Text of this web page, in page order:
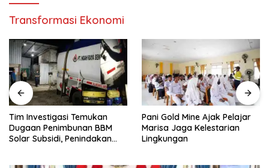
Transformasi Ekonomi
Pani Gold Mine Ajak Pelajar
Marisa Jaga Kelestarian
Lingkungan
H. Muhammad Faizal :
Pembinaan Politik Penting
untuk Menciptakan Kompetisi